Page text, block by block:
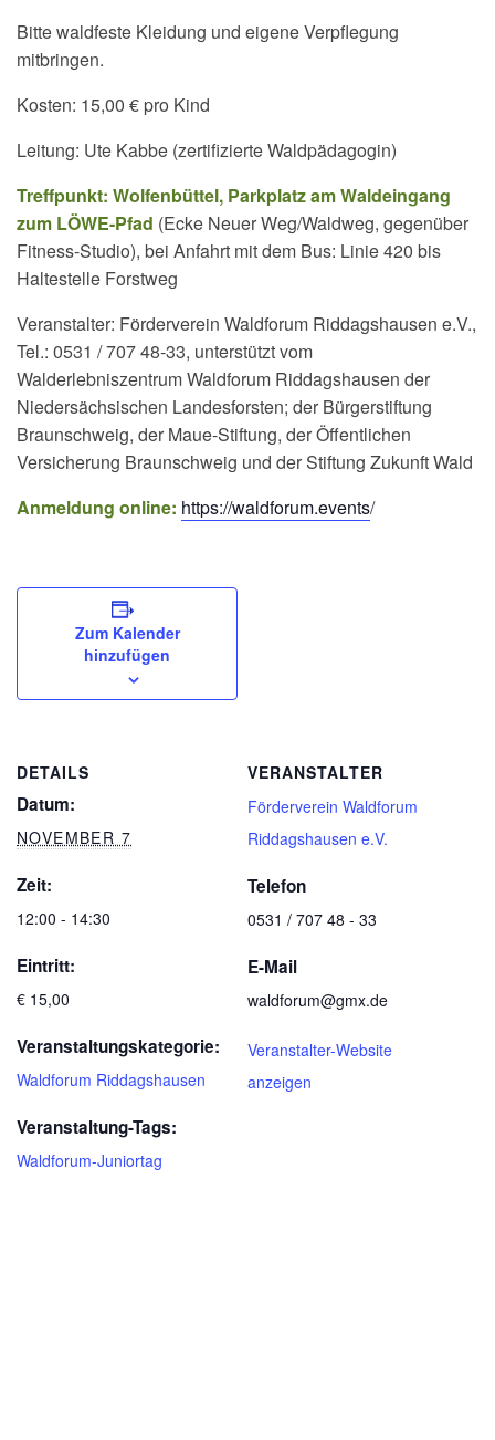
Bitte waldfeste Kleidung und eigene Verpflegung
mitbringen.
Kosten: 15,00 € pro Kind
Leitung: Ute Kabbe (zertifizierte Waldpädagogin)
Treffpunkt: Wolfenbüttel, Parkplatz am Waldeingang
zum LÖWE-Pfad (Ecke Neuer Weg/Waldweg, gegenüber
Fitness-Studio), bei Anfahrt mit dem Bus: Linie 420 bis
Haltestelle Forstweg
Veranstalter: Förderverein Waldforum Riddagshausen e.V.,
Tel.: 0531 / 707 48-33, unterstützt vom
Walderlebniszentrum Waldforum Riddagshausen der
Niedersächsischen Landesforsten; der Bürgerstiftung
Braunschweig, der Maue-Stiftung, der Öffentlichen
Versicherung Braunschweig und der Stiftung Zukunft Wald
Anmeldung online: https://waldforum.events/
Zum Kalender
hinzufügen
DETAILS
Datum:
NOVEMBER 7
Zeit:
12:00 - 14:30
Eintritt:
€ 15,00
Veranstaltungskategorie:
Waldforum Riddagshausen
Veranstaltung-Tags:
Waldforum-Juniortag
VERANSTALTER
Förderverein Waldforum
Riddagshausen e.V.
Telefon
0531 / 707 48 - 33
E-Mail
waldforum@gmx.de
Veranstalter-Website
anzeigen